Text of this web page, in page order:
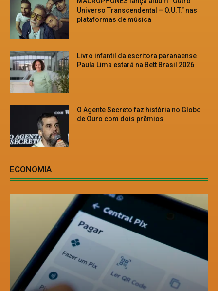
Universo Transcendental – O.U.T.” nas
plataformas de música
Livro infantil da escritora paranaense
Paula Lima estará na Bett Brasil 2026
O Agente Secreto faz história no Globo
de Ouro com dois prêmios
ECONOMIA